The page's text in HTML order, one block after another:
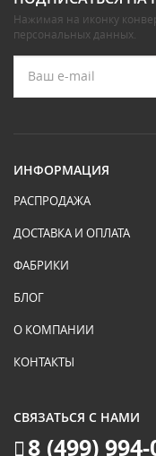
Нажимая на иконку
персональных данных.
ИНФОРМАЦИЯ
РАСПРОДАЖА
ДОСТАВКА И ОПЛАТА
ФАБРИКИ
БЛОГ
О КОМПАНИИ
КОНТАКТЫ
СВЯЗАТЬСЯ С НАМИ
8 (499)